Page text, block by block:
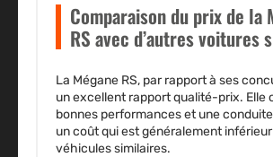
Comparaison du prix de la
RS avec d’autres voitures
La Mégane RS, par rapport à ses
un excellent rapport qualité-prix. Elle
bonnes performances et une
un coût qui est généralement
véhicules similaires.